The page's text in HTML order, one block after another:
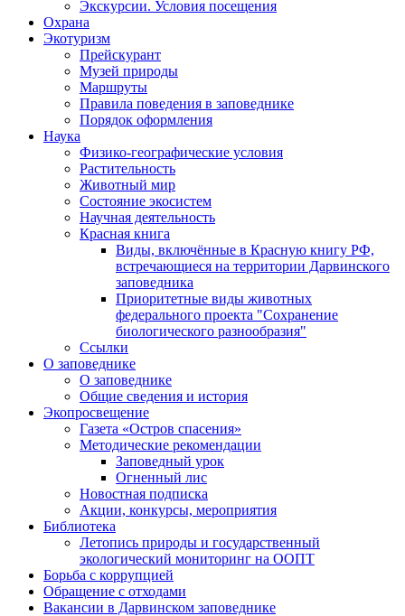
Экскурсии. Условия посещения
Охрана
Экотуризм
Прейскурант
Музей природы
Маршруты
Правила поведения в заповеднике
Порядок оформления
Наука
Физико-географические условия
Растительность
Животный мир
Состояние экосистем
Научная деятельность
Красная книга
Виды, включённые в Красную книгу РФ,
встречающиеся на территории Дарвинского
заповедника
Приоритетные виды животных
федерального проекта "Сохранение
биологического разнообразия"
Ссылки
О заповеднике
О заповеднике
Общие сведения и история
Экопросвещение
Газета «Остров спасения»
Методические рекомендации
Заповедный урок
Огненный лис
Новостная подписка
Акции, конкурсы, мероприятия
Библиотека
Летопись природы и государственный
экологический мониторинг на ООПТ
Борьба с коррупцией
Обращение с отходами
Вакансии в Дарвинском заповеднике